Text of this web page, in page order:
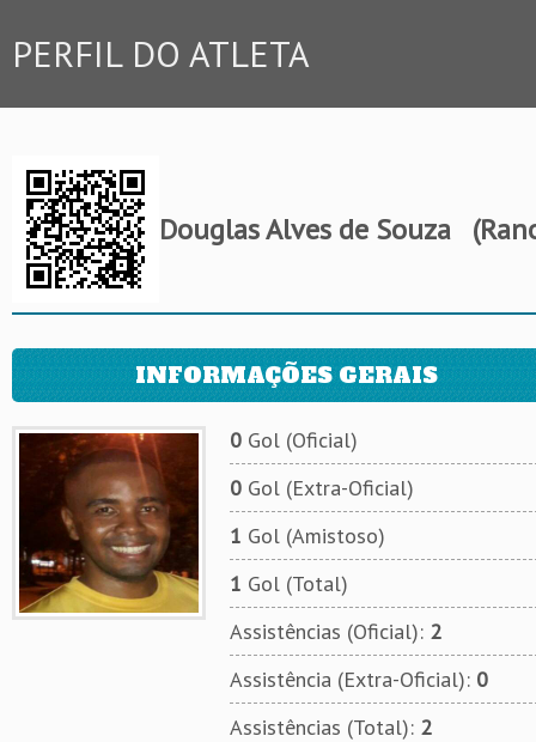
PERFIL DO ATLETA
Douglas Alves de Souza
INFORMAÇÕES GERAIS
0Gol (Oficial)
0Gol (Extra-Oficial)
1 Gol (Amistoso)
1 Gol (Total)
Assistências (Oficial): 2
Assistência (Extra-Oficial): 0
Assistências (Total): 2